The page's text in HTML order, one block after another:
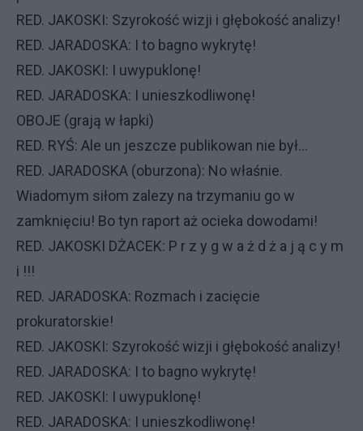
RED. JAKOSKI: Szyrokość wizji i głębokość analizy!
RED. JARADOSKA: I to bagno wykrytę!
RED. JAKOSKI: I uwypuklonę!
RED. JARADOSKA: I unieszkodliwonę!
OBOJE (grają w łapki)
RED. RYŚ: Ale un jeszcze publikowan nie był...
RED. JARADOSKA (oburzona): No właśnie.
Wiadomym siłom zalezy na trzymaniu go w
zamknięciu! Bo tyn raport aż ocieka dowodami!
RED. JAKOSKI DŻACEK: P r z y g w a ż d ż a j ą c y m
i !!!
RED. JARADOSKA: Rozmach i zacięcie
prokuratorskie!
RED. JAKOSKI: Szyrokość wizji i głębokość analizy!
RED. JARADOSKA: I to bagno wykrytę!
RED. JAKOSKI: I uwypuklonę!
RED. JARADOSKA: I unieszkodliwonę!